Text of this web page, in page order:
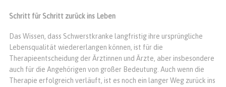
Schritt für Schritt zurück ins Leben
Das Wissen, dass Schwerstkranke langfristig ihre ursprüngliche
Lebensqualität wiedererlangen können, ist für die
Therapieentscheidung der Ärztinnen und Ärzte, aber insbesondere
auch für die Angehörigen von großer Bedeutung. Auch wenn die
Therapie erfolgreich verläuft, ist es noch ein langer Weg zurück ins